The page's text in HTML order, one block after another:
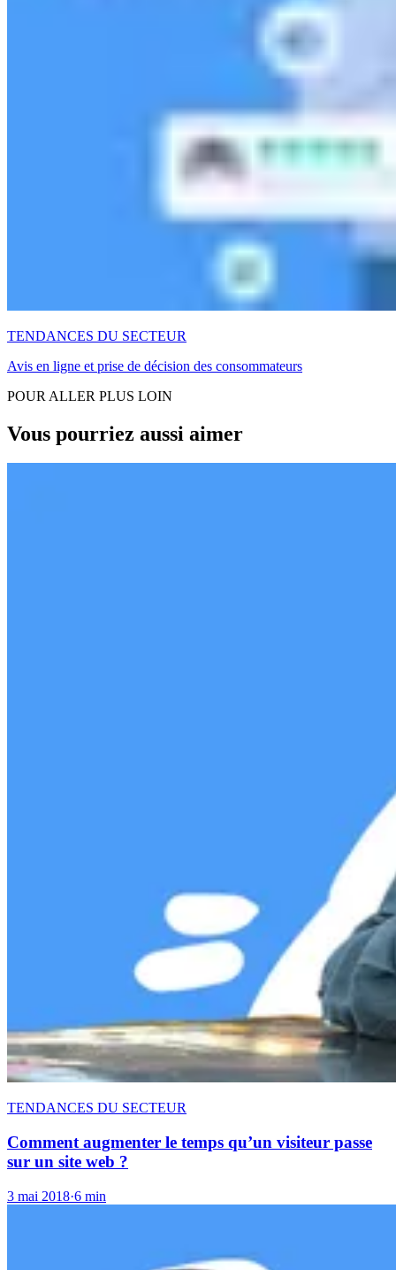
TENDANCES DU SECTEUR
Avis en ligne et prise de décision des consommateurs
POUR ALLER PLUS LOIN
Vous pourriez aussi aimer
TENDANCES DU SECTEUR
Comment augmenter le temps qu’un visiteur passe
sur un site web ?
3 mai 2018·6 min